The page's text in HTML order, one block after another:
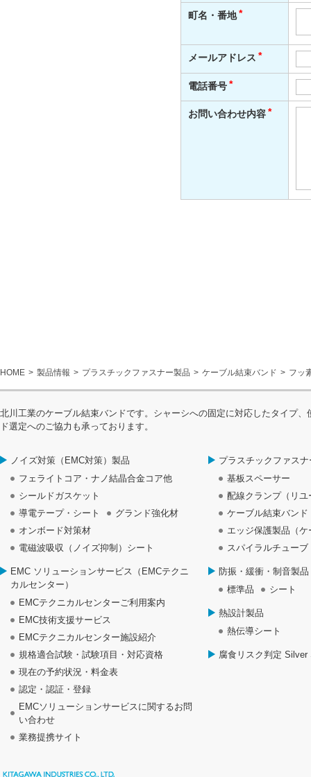
HOME 製品情報 プラスチックファスナー製品 ケーブル結束バンド フッ
北川工業のケーブル結束バンドです。シャーシへの固定に対応したタイプ
ド選定へのご協力も承っております。
ノイズ対策（EMC対策）製品
フェライトコア・ナノ結晶合金コア他
シールドガスケット
導電テープ・シート
グランド強化材
オンボード対策材
電磁波吸収（ノイズ抑制）シート
EMC ソリューションサービス（EMCテクニ
カルセンター）
EMCテクニカルセンターご利用案内
EMC技術支援サービス
EMCテクニカルセンター施設紹介
規格適合試験・試験項目・対応資格
現在の予約状況・料金表
認定・認証・登録
EMCソリューションサービスに関するお問
い合わせ
業務提携サイト
プラスチックファス
基板スペーサー
配線クランプ（リ
ケーブル結束バンド
エッジ保護製品（
スパイラルチューブ
防振・緩衝・制音製品
標準品
シート
熱設計製品
熱伝導シート
腐食リスク判定